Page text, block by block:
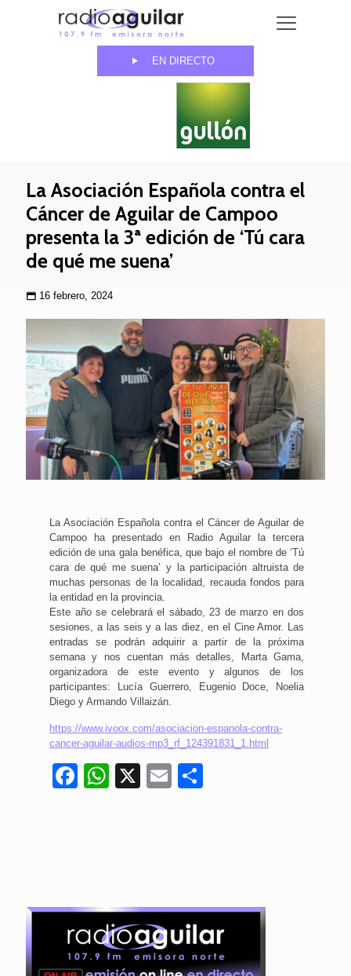
EN DIRECTO
La Asociación Española contra el
Cáncer de Aguilar de Campoo
presenta la 3ª edición de ‘Tú cara
de qué me suena’
16 febrero, 2024
La Asociación Española contra el Cáncer de Aguilar de
Campoo ha presentado en Radio Aguilar la tercera
edición de una gala benéfica, que bajo el nombre de ‘Tú
cara de qué me suena’ y la participación altruista de
muchas personas de la localidad, recauda fondos para
la entidad en la provincia.
Este año se celebrará el sábado, 23 de marzo en dos
sesiones, a las seis y a las diez, en el Cine Amor. Las
entradas se podrán adquirir a partir de la próxima
semana y nos cuentan más detalles, Marta Gama,
organizadora de este evento y algunos de los
participantes: Lucía Guerrero, Eugenio Doce, Noelia
Diego y Armando Villaizán.
https://www.ivoox.com/asociacion-espanola-contra-
cancer-aguilar-audios-mp3_rf_124391831_1.html
Facebook
WhatsApp
X Email